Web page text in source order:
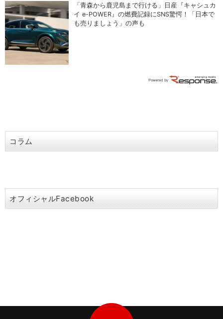
「青森から鹿児島まで行ける」日産『キャシュカ
イ e-POWER』の燃費記録にSNS驚愕！「日本で
も売りましょう」の声も
コラム
オフィシャルFacebook